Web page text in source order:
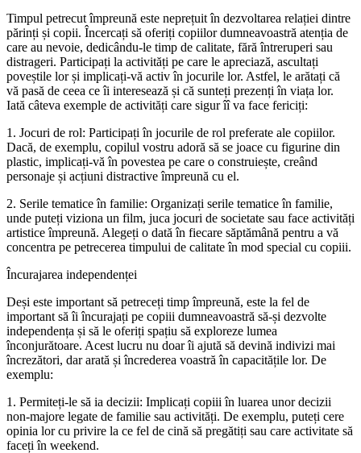
Timpul petrecut împreună este neprețuit în dezvoltarea relației dintre
părinți și copii. Încercați să oferiți copiilor dumneavoastră atenția de
care au nevoie, dedicându-le timp de calitate, fără întreruperi sau
distrageri. Participați la activități pe care le apreciază, ascultați
poveștile lor și implicați-vă activ în jocurile lor. Astfel, le arătați că
vă pasă de ceea ce îi interesează și că sunteți prezenți în viața lor.
Iată câteva exemple de activități care sigur îî va face fericiți:
1. Jocuri de rol: Participați în jocurile de rol preferate ale copiilor.
Dacă, de exemplu, copilul vostru adoră să se joace cu figurine din
plastic, implicați-vă în povestea pe care o construiește, creând
personaje și acțiuni distractive împreună cu el.
2. Serile tematice în familie: Organizați serile tematice în familie,
unde puteți viziona un film, juca jocuri de societate sau face activități
artistice împreună. Alegeți o dată în fiecare săptămână pentru a vă
concentra pe petrecerea timpului de calitate în mod special cu copiii.
Încurajarea independenței
Deși este important să petreceți timp împreună, este la fel de
important să îi încurajați pe copiii dumneavoastră să-și dezvolte
independența și să le oferiți spațiu să exploreze lumea
înconjurătoare. Acest lucru nu doar îi ajută să devină indivizi mai
încrezători, dar arată și încrederea voastră în capacitățile lor. De
exemplu:
1. Permiteți-le să ia decizii: Implicați copiii în luarea unor decizii
non-majore legate de familie sau activități. De exemplu, puteți cere
opinia lor cu privire la ce fel de cină să pregătiți sau care activitate să
faceți în weekend.